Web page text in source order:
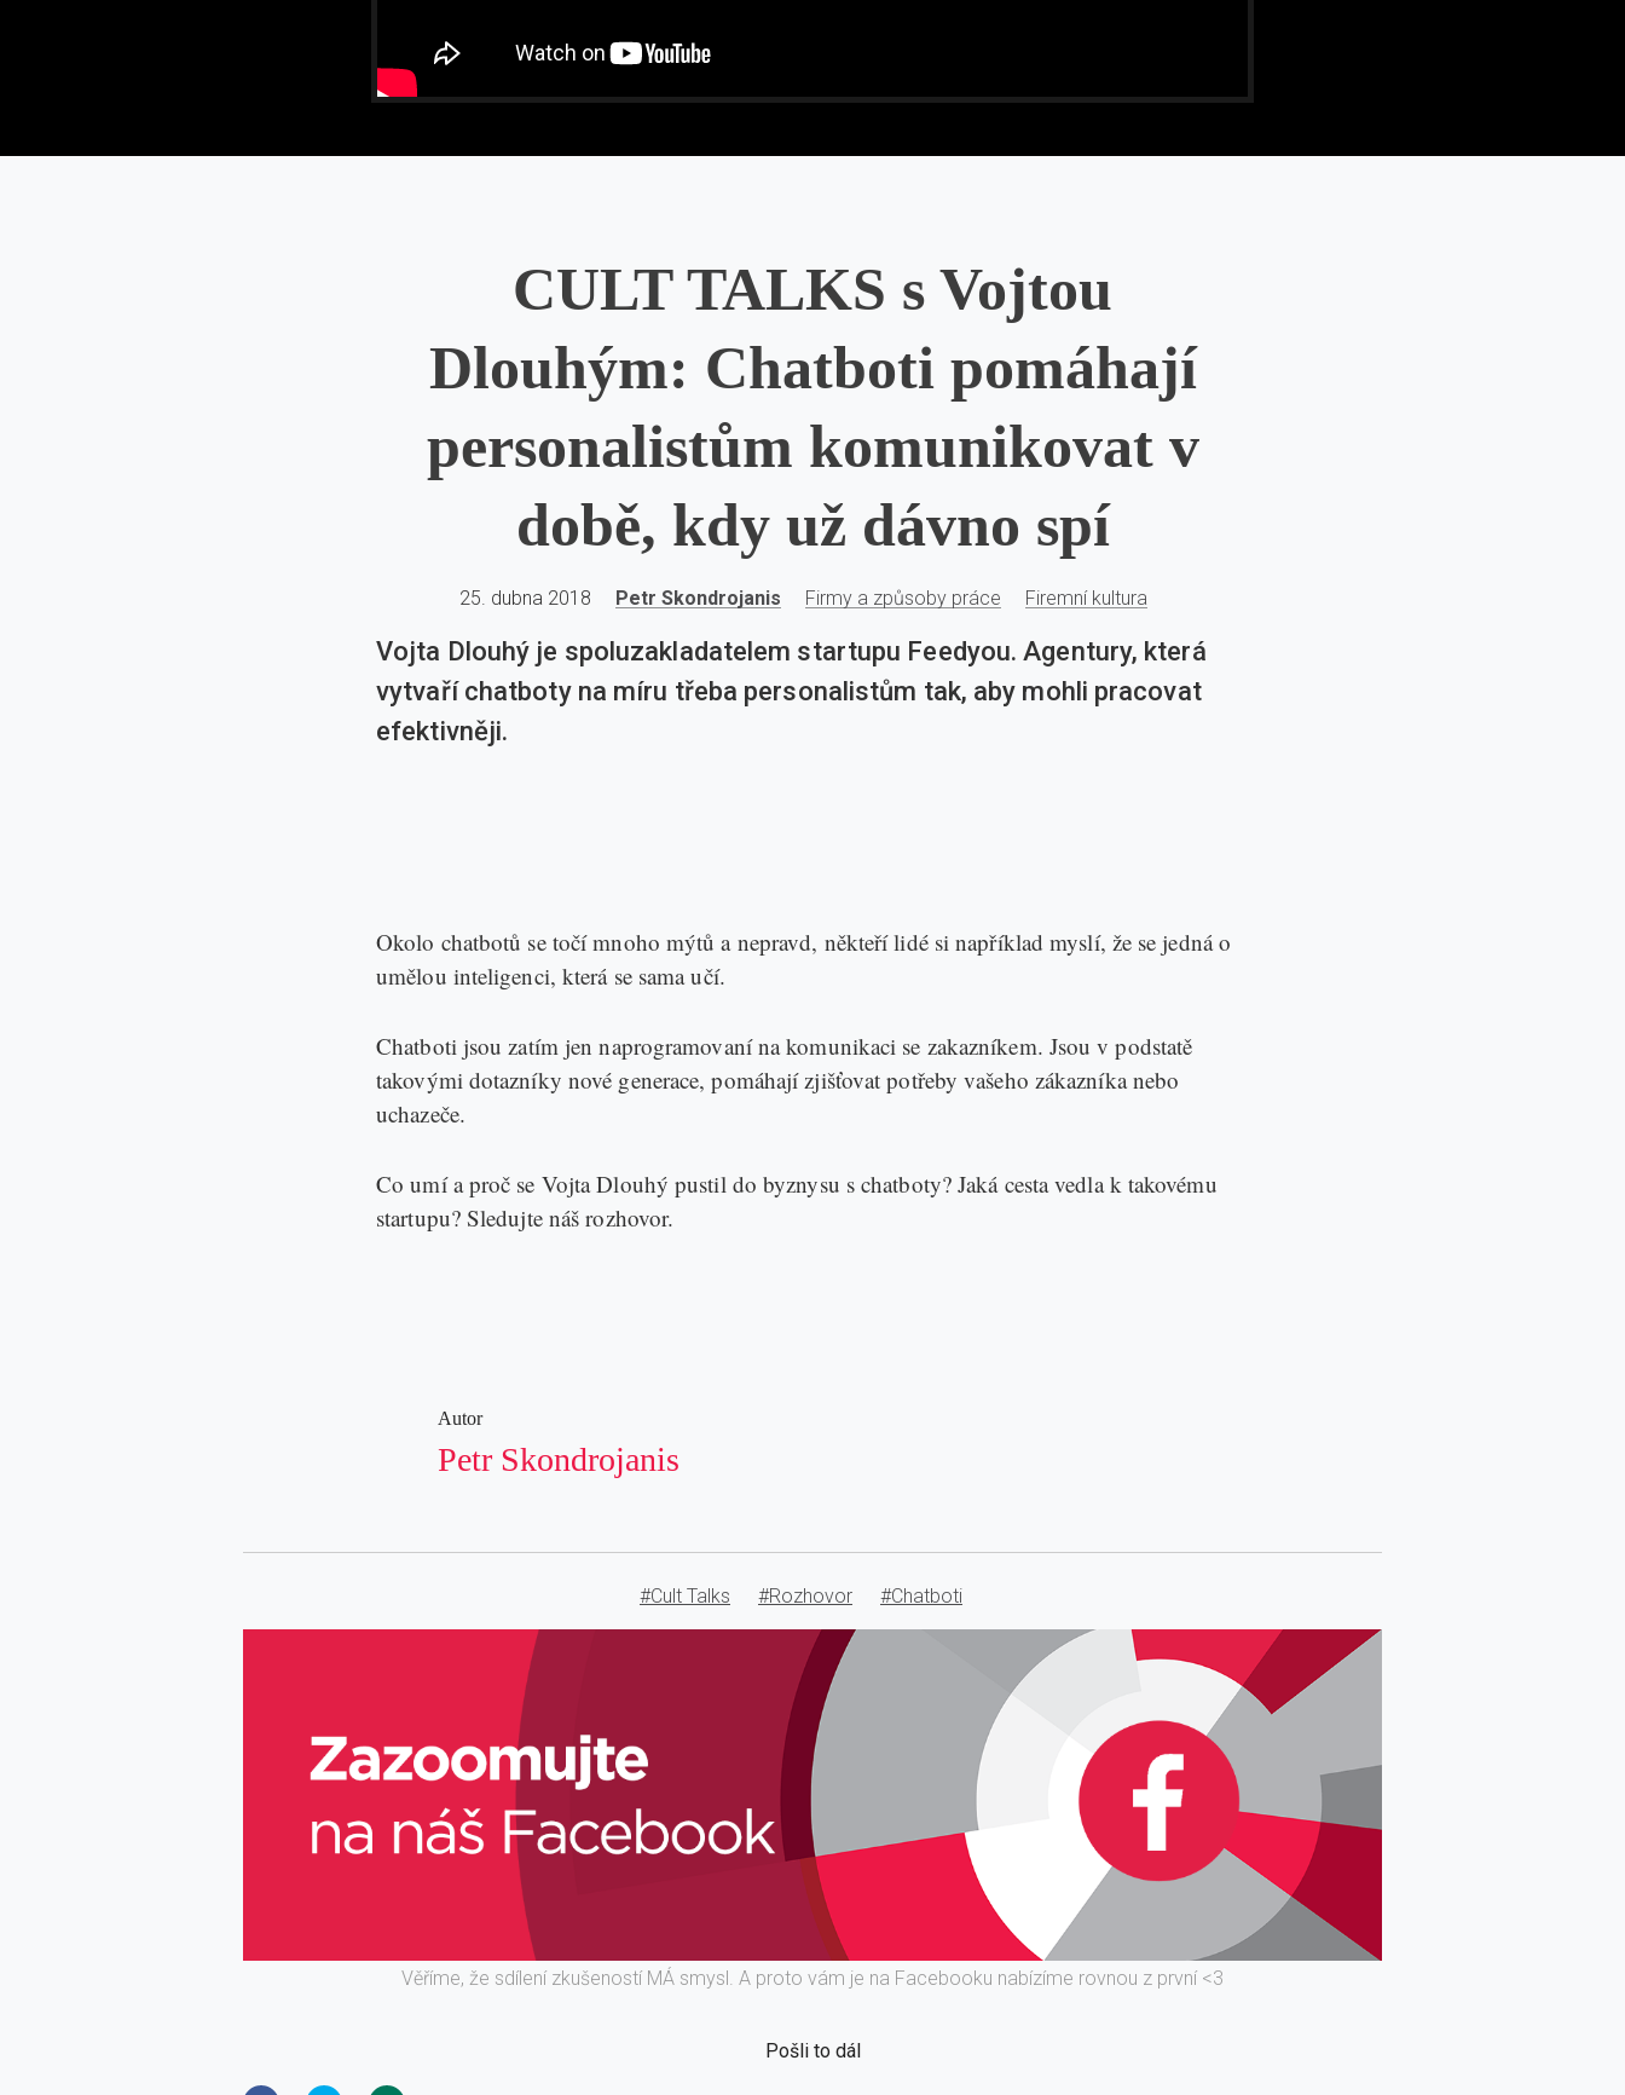
CULT TALKS s Vojtou
Dlouhým: Chatboti pomáhají
personalistům komunikovat v
době, kdy už dávno spí
25. dubna 2018 Petr Skondrojanis Firmy a způsoby práce Firemní kultura
Vojta Dlouhý je spoluzakladatelem startupu Feedyou. Agentury, která
vytvaří chatboty na míru třeba personalistům tak, aby mohli pracovat
efektivněji.
Okolo chatbotů se točí mnoho mýtů a nepravd, někteří lidé si například myslí, že se jedná o
umělou inteligenci, která se sama učí.
Chatboti jsou zatím jen naprogramovaní na komunikaci se zakazníkem. Jsou v podstatě
takovými dotazníky nové generace, pomáhají zjišťovat potřeby vašeho zákazníka nebo
uchazeče.
Co umí a proč se Vojta Dlouhý pustil do byznysu s chatboty? Jaká cesta vedla k takovému
startupu? Sledujte náš rozhovor.
Autor
Petr Skondrojanis
#Cult Talks #Rozhovor #Chatboti
Věříme, že sdílení zkušeností MÁ smysl. A proto vám je na Facebooku nabízíme rovnou z první <3
Pošli to dál